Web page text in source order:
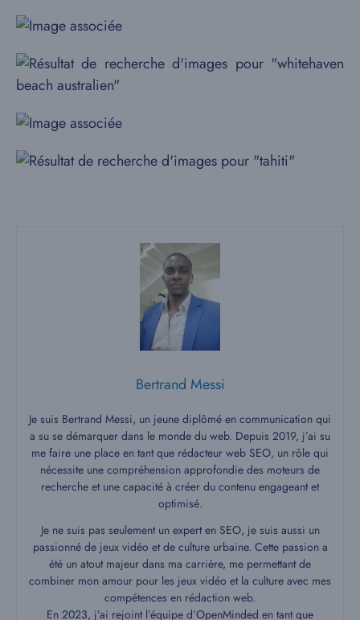
Bertrand Messi
Je suis Bertrand Messi, un jeune diplômé en communication qui
a su se démarquer dans le monde du web. Depuis 2019, j’ai su
me faire une place en tant que rédacteur web SEO, un rôle qui
nécessite une compréhension approfondie des moteurs de
recherche et une capacité à créer du contenu engageant et
optimisé.
Je ne suis pas seulement un expert en SEO, je suis aussi un
passionné de jeux vidéo et de culture urbaine. Cette passion a
été un atout majeur dans ma carrière, me permettant de
combiner mon amour pour les jeux vidéo et la culture avec mes
compétences en rédaction web.
En 2023, j’ai rejoint l’équipe d’OpenMinded en tant que